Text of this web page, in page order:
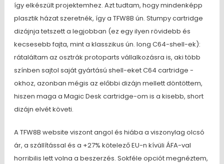
így elkészült projektemhez. Azt tudtam, hogy mindenképp
plasztik házat szeretnék, így a TFW8B ún. Stumpy cartridge
dizájnja tetszett a legjobban (ez egy ilyen rövidebb és
kecsesebb fajta, mint a klasszikus ún. long C64-shell-ek):
rátaláltam az osztrák protoparts vállalkozásra is, aki több
színben sajtol saját gyártású shell-eket C64 cartridge -
okhoz, azonban mégis az előbbi dizájn mellett döntöttem,
hiszen maga a Magic Desk cartridge-om is a kisebb, short
dizájn elvét követi.
A TFW8B website viszont angol és hiába a viszonylag olcsó
ár, a szállítással és a +27% kötelező EU-n kívüli ÁFA-val
horribilis lett volna a beszerzés. Sokféle opciót megnéztem,